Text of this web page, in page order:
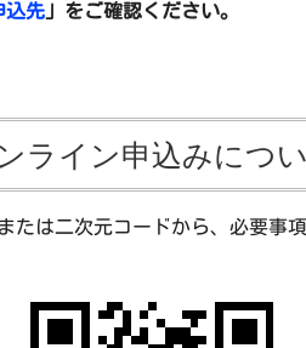
込先」をご確認ください。
ライン申込みにつ
は二次元コードから、必要事